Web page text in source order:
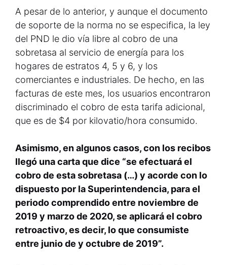
A pesar de lo anterior, y aunque el documento
de soporte de la norma no se especifica, la ley
del PND le dio vía libre al cobro de una
sobretasa al servicio de energía para los
hogares de estratos 4, 5 y 6, y los
comerciantes e industriales. De hecho, en las
facturas de este mes, los usuarios encontraron
discriminado el cobro de esta tarifa adicional,
que es de $4 por kilovatio/hora consumido.
Asimismo, en algunos casos, con los recibos
llegó una carta que dice “se efectuará el
cobro de esta sobretasa (…) y acorde con lo
dispuesto por la Superintendencia, para el
periodo comprendido entre noviembre de
2019 y marzo de 2020, se aplicará el cobro
retroactivo, es decir, lo que consumiste
entre junio de y octubre de 2019”.